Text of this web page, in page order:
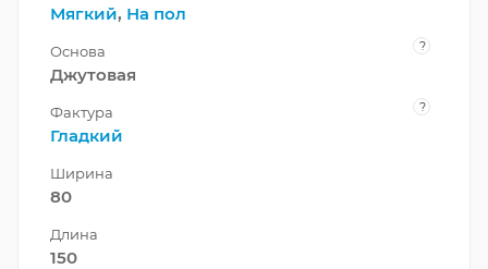
Мягкий, На пол
Основа ?
Джутовая
Фактура ?
Гладкий
Ширина
80
Длина
150